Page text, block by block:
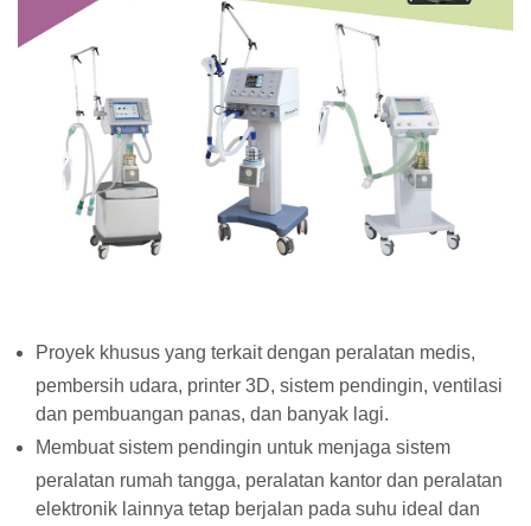
Proyek khusus yang terkait dengan peralatan medis,
pembersih udara, printer 3D, sistem pendingin, ventilasi
dan pembuangan panas, dan banyak lagi.
Membuat sistem pendingin untuk menjaga sistem
peralatan rumah tangga, peralatan kantor dan peralatan
elektronik lainnya tetap berjalan pada suhu ideal dan